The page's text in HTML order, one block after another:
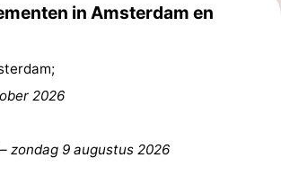
in Amsterdam en
2026
–
zondag 9 augustus 2026